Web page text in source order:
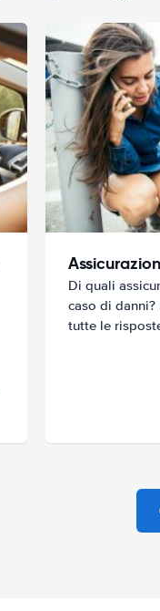
Di quali
caso di danni?
tutte le